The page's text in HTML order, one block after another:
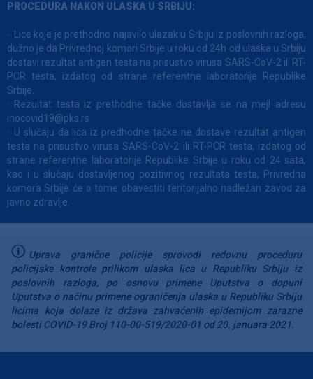
PROCEDURA NAKON ULASKA U SRBIJU:
Lice koje je prethodno najavilo ulazak u Srbiju iz poslovnih razloga,
dužno je da Privrednoj komori Srbije u roku od 24h od ulaska u Srbiju
dostavi rezultat antigen testa na prisustvo virusa SARS-CoV-2 ili RT-
PCR testa, izdatog od strane referentne laboratorije Republike
Srbije.
Rezultat testa iz prethodne tačke dostavlјa se na mejl adresu
inocovid19@pks.rs
U slučaju da lica iz predhodne tačke ne dostave rezultat antigen
testa na prisustvo virusa SARS-CoV-2 ili RT-PCR testa, izdatog od
strane referentne laboratorije Republike Srbije u roku od 24 sata,
kao i u slučaju dostavlјenog pozitivnog rezultata testa, Privredna
komora Srbije će o tome obavestiti teritorijalno nadležan zavod za
javno zdravlјe.
Uprava granične policije sprovodi redovnu proceduru
policijske kontrole prilikom ulaska lica u Republiku Srbiju iz
poslovnih razloga, po osnovu primene Uputstva o dopuni
Uputstva o načinu primene ograničenja ulaska u Republiku Srbiju
licima koja dolaze iz država zahvaćenih epidemijom zarazne
bolesti COVID-19 Broj 110-00-519/2020-01 od 20. januara 2021.